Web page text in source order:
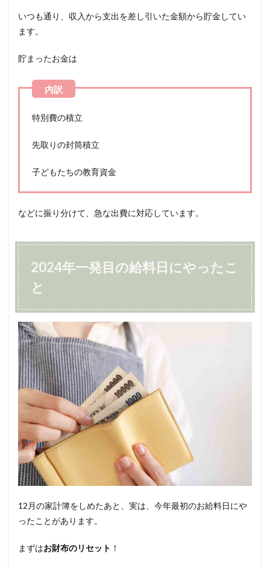
いつも通り、収入から支出を差し引いた金額から貯金してい
ます。
貯まったお金は
特別費の積立
先取りの封筒積立
子どもたちの教育資金
などに振り分けて、急な出費に対応しています。
2024年一発目の給料日にやったこ
と
12月の家計簿をしめたあと、実は、今年最初のお給料日にや
ったことがあります。
まずはお財布のリセット ！